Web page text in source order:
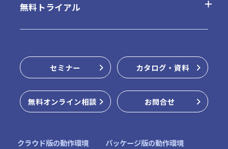
販売パートナー
無料トライアル
セミナー カタログ・資料
無料オンライン相談 お問合せ
クラウド版の動作環境
パッケージ版の動作環境